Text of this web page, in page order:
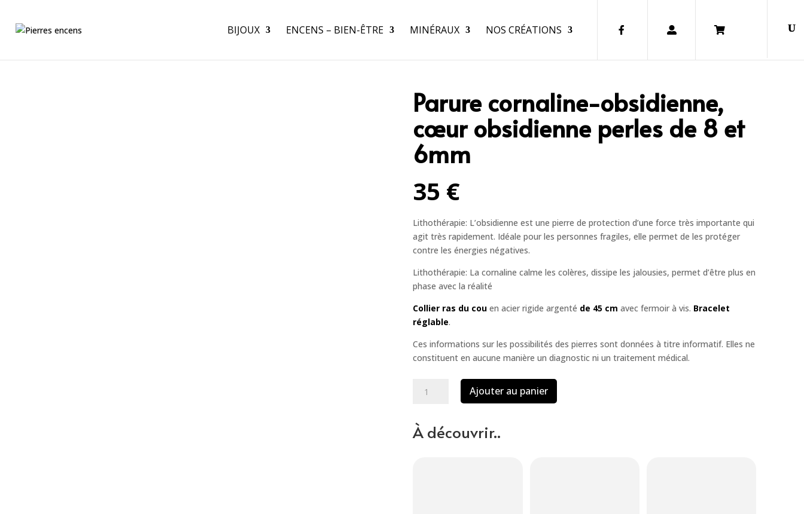
BIJOUX ENCENS – BIEN-ÊTRE MINÉRAUX NOS CRÉATIONS CO. CART
Parure cornaline-obsidienne,
cœur obsidienne perles de 8 et
6mm
35 €
Lithothérapie: L’obsidienne est une pierre de protection d’une force très importante qui
agit très rapidement. Idéale pour les personnes fragiles, elle permet de les protéger
contre les énergies négatives.
Lithothérapie: La cornaline calme les colères, dissipe les jalousies, permet d’être plus en
phase avec la réalité
Collier ras du cou en acier rigide argenté de 45 cm avec fermoir à vis. Bracelet
réglable.
Ces informations sur les possibilités des pierres sont données à titre informatif. Elles ne
constituent en aucune manière un diagnostic ni un traitement médical.
cornaline-
obsidienne,
Ajouter au panier
À découvrir..